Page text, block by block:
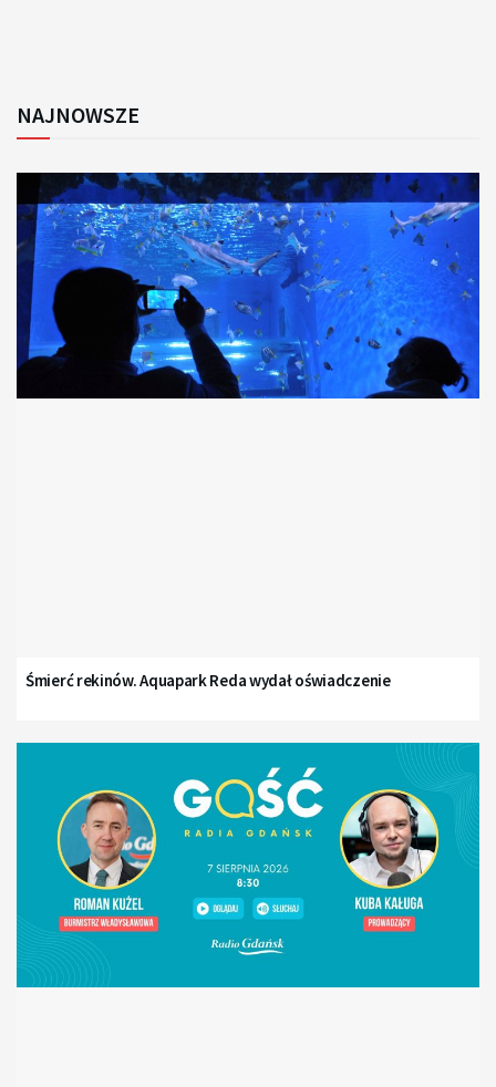
NAJNOWSZE
Śmierć rekinów. Aquapark Reda wydał oświadczenie